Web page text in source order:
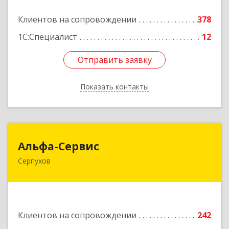
Клиентов на сопровождении
378
1С:Специалист
12
Отправить заявку
Показать контакты
Отправить заявку
Назад
Альфа-Сервис
Серпухов
Клиентов на сопровождении
242